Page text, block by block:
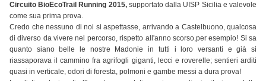
Circuito BioEcoTrail Running 2015,supportato dalla UISP Sicilia e valevole
come sua prima prova.
Credo che nessuno di noi si aspettasse, arrivando a Castelbuono, qualcosa
di diverso da vivere nel percorso, rispetto all'anno scorso,per esempio! Si sa
quanto siano belle le nostre Madonie in tutti i loro versanti e già si
riassaporava il cammino fra agrifogli giganti, lecci e roverelle; sentieri arditi
quasi in verticale, odori di foresta, polmoni e gambe messi a dura prova!